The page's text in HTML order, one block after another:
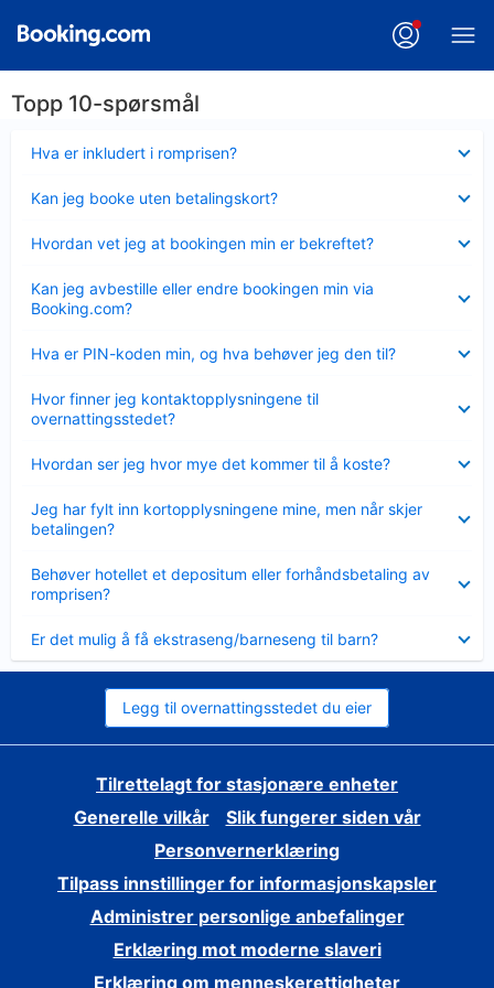
Topp 10-spørsmål
Hva er inkludert i romprisen?
mindre
Kan jeg booke uten betalingskort?
mindre
Hvordan vet jeg at bookingen min er bekreftet?
mindre
Kan jeg avbestille eller endre bookingen min via
Booking.com?
mindre
Hva er PIN-koden min, og hva behøver jeg den til?
mindre
Hvor finner jeg kontaktopplysningene til
overnattingsstedet?
mindre
Hvordan ser jeg hvor mye det kommer til å koste?
mindre
Jeg har fylt inn kortopplysningene mine, men når skjer
betalingen?
mindre
Behøver hotellet et depositum eller forhåndsbetaling av
romprisen?
mindre
Er det mulig å få ekstraseng/barneseng til barn?
mindre
Legg til overnattingsstedet du eier
Tilrettelagt for stasjonære enheter
Generelle vilkår
Slik fungerer siden vår
Personvernerklæring
Tilpass innstillinger for informasjonskapsler
Administrer personlige anbefalinger
Erklæring mot moderne slaveri
Erklæring om menneskerettigheter